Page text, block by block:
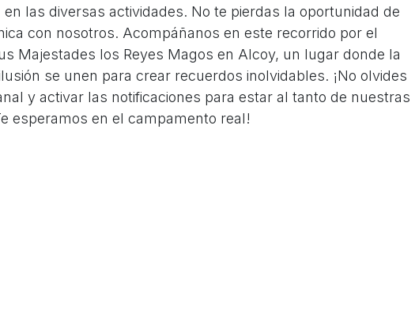
las diversas actividades. No te pierdas la oportunidad de
con nosotros. Acompáñanos en este recorrido por el
Majestades los Reyes Magos en Alcoy, un lugar donde la
se unen para crear recuerdos inolvidables. ¡No olvides
y activar las notificaciones para estar al tanto de nuestras
esperamos en el campamento real!